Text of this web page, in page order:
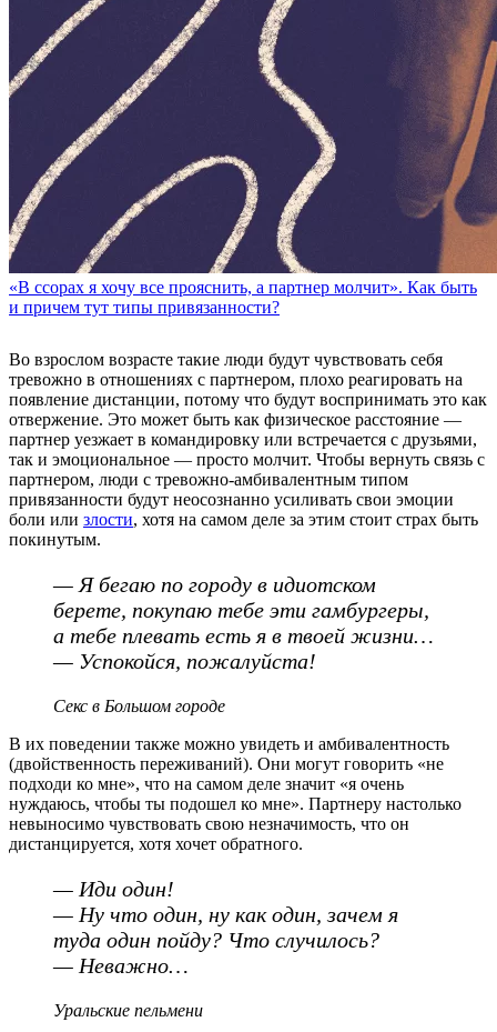
«В ссорах я хочу все прояснить, а партнер молчит». Как быть
и причем тут типы привязанности?
Во взрослом возрасте такие люди будут чувствовать себя
тревожно в отношениях с партнером, плохо реагировать на
появление дистанции, потому что будут воспринимать это как
отвержение. Это может быть как физическое расстояние —
партнер уезжает в командировку или встречается с друзьями,
так и эмоциональное — просто молчит. Чтобы вернуть связь с
партнером, люди с тревожно-амбивалентным типом
привязанности будут неосознанно усиливать свои эмоции
боли или злости, хотя на самом деле за этим стоит страх быть
покинутым.
— Я бегаю по городу в идиотском
берете, покупаю тебе эти гамбургеры,
а тебе плевать есть я в твоей жизни…
— Успокойся, пожалуйста!
Секс в Большом городе
В их поведении также можно увидеть и амбивалентность
(двойственность переживаний). Они могут говорить «не
подходи ко мне», что на самом деле значит «я очень
нуждаюсь, чтобы ты подошел ко мне». Партнеру настолько
невыносимо чувствовать свою незначимость, что он
дистанцируется, хотя хочет обратного.
— Иди один!
— Ну что один, ну как один, зачем я
туда один пойду? Что случилось?
— Неважно…
Уральские пельмени